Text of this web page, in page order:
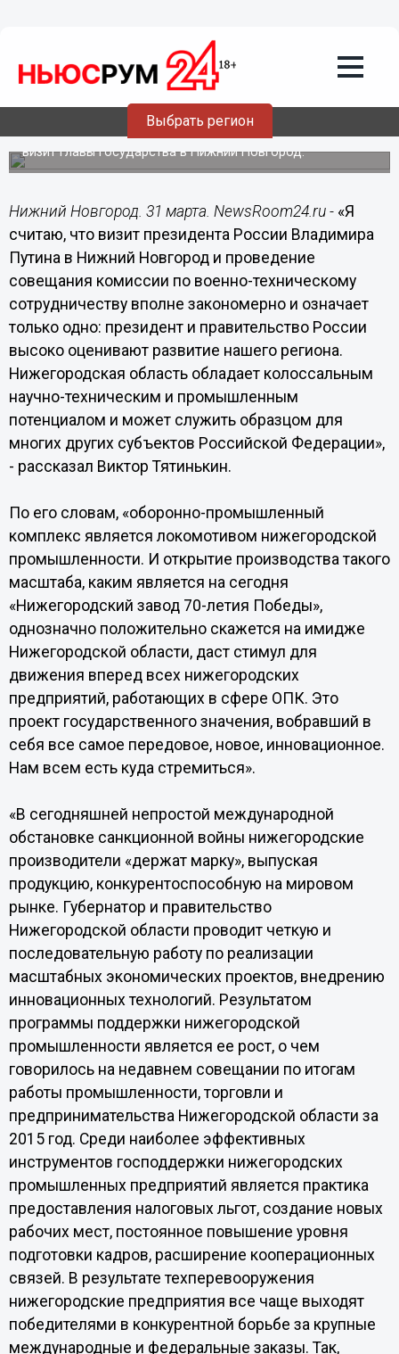
Выбрать регион
потенциалом и может служить
образцом для других субъектов РФ -
Генеральный директор - главный конструктор ПКО
«Теплообменник» Виктор Тятинькин прокомментировал
визит главы государства в Нижний Новгород.
Нижний Новгород. 31 марта. NewsRoom24.ru - «Я
считаю, что визит президента России Владимира
Путина в Нижний Новгород и проведение
совещания комиссии по военно-техническому
сотрудничеству вполне закономерно и означает
только одно: президент и правительство России
высоко оценивают развитие нашего региона.
Нижегородская область обладает колоссальным
научно-техническим и промышленным
потенциалом и может служить образцом для
многих других субъектов Российской Федерации»,
- рассказал Виктор Тятинькин.
По его словам, «оборонно-промышленный
комплекс является локомотивом нижегородской
промышленности. И открытие производства такого
масштаба, каким является на сегодня
«Нижегородский завод 70-летия Победы»,
однозначно положительно скажется на имидже
Нижегородской области, даст стимул для
движения вперед всех нижегородских
предприятий, работающих в сфере ОПК. Это
проект государственного значения, вобравший в
себя все самое передовое, новое, инновационное.
Нам всем есть куда стремиться».
«В сегодняшней непростой международной
обстановке санкционной войны нижегородские
производители «держат марку», выпуская
продукцию, конкурентоспособную на мировом
рынке. Губернатор и правительство
Нижегородской области проводит четкую и
последовательную работу по реализации
масштабных экономических проектов, внедрению
инновационных технологий. Результатом
программы поддержки нижегородской
промышленности является ее рост, о чем
говорилось на недавнем совещании по итогам
работы промышленности, торговли и
предпринимательства Нижегородской области за
2015 год. Среди наиболее эффективных
инструментов господдержки нижегородских
промышленных предприятий является практика
предоставления налоговых льгот, создание новых
рабочих мест, постоянное повышение уровня
подготовки кадров, расширение кооперационных
связей. В результате техперевооружения
нижегородские предприятия все чаще выходят
победителями в конкурентной борьбе за крупные
международные и федеральные заказы. Так,